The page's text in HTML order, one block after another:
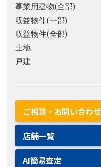
事業用建物(全部)
収益物件(一部)
収益物件(全部)
土地
戸建
ご相談・お問い合わせ
店舗一覧
AI簡易査定